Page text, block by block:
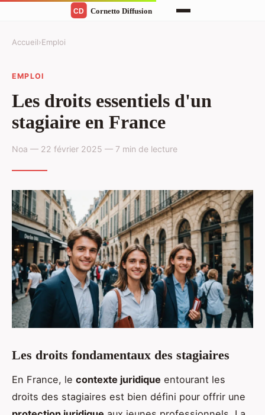
Accueil›Emploi
EMPLOI
Les droits essentiels d'un
stagiaire en France
Noa — 22 février 2025 — 7 min de lecture
Les droits fondamentaux des stagiaires
En France, le contexte juridique entourant les
droits des stagiaires est bien défini pour offrir une